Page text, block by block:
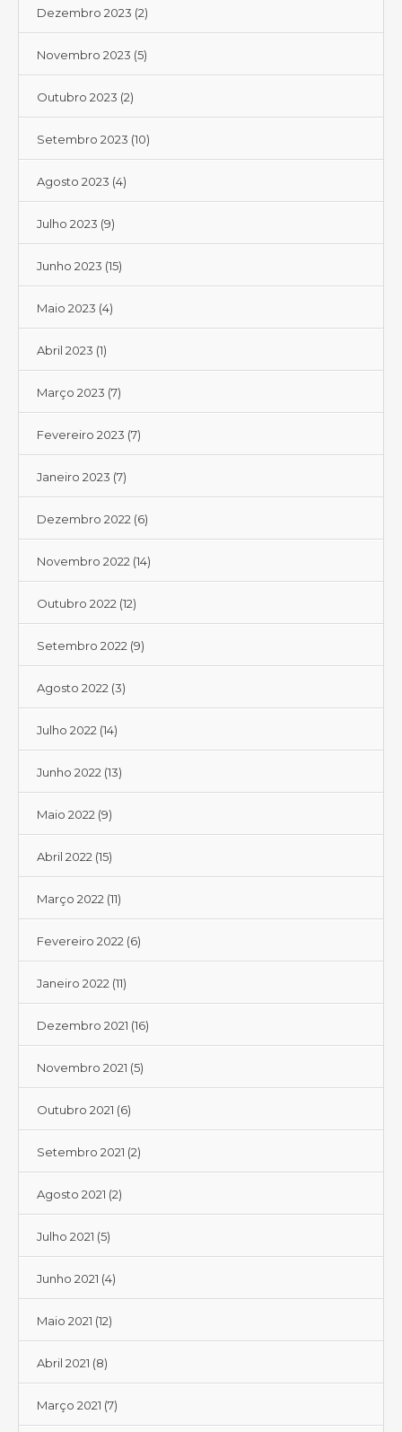
Dezembro 2023 (2)
Novembro 2023 (5)
Outubro 2023 (2)
Setembro 2023 (10)
Agosto 2023 (4)
Julho 2023 (9)
Junho 2023 (15)
Maio 2023 (4)
Abril 2023 (1)
Março 2023 (7)
Fevereiro 2023 (7)
Janeiro 2023 (7)
Dezembro 2022 (6)
Novembro 2022 (14)
Outubro 2022 (12)
Setembro 2022 (9)
Agosto 2022 (3)
Julho 2022 (14)
Junho 2022 (13)
Maio 2022 (9)
Abril 2022 (15)
Março 2022 (11)
Fevereiro 2022 (6)
Janeiro 2022 (11)
Dezembro 2021 (16)
Novembro 2021 (5)
Outubro 2021 (6)
Setembro 2021 (2)
Agosto 2021 (2)
Julho 2021 (5)
Junho 2021 (4)
Maio 2021 (12)
Abril 2021 (8)
Março 2021 (7)